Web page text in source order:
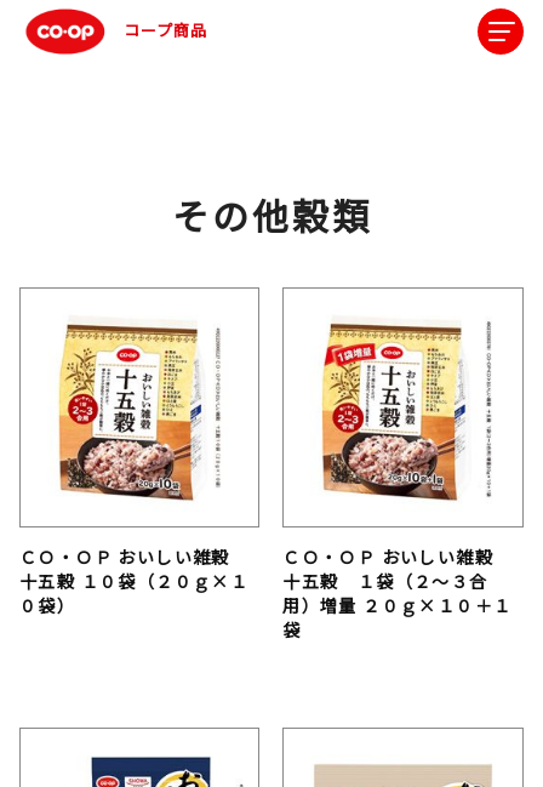
コープ商品
その他穀類
ＣＯ・ＯＰ おいしい雑穀
十五穀 １０袋（２０ｇ×１
０袋）
ＣＯ・ＯＰ おいしい雑穀
十五穀 １袋（２～３合
用）増量 ２０ｇ×１０＋１
袋